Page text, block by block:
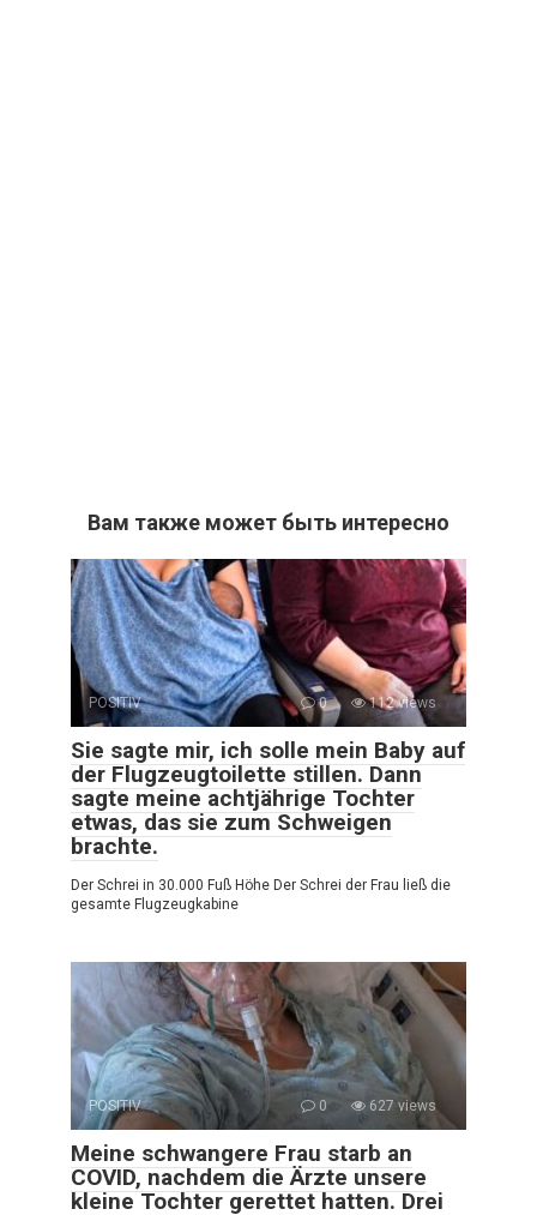
Вам также может быть интересно
POSITIV 0 112 views
Sie sagte mir, ich solle mein Baby auf
der Flugzeugtoilette stillen. Dann
sagte meine achtjährige Tochter
etwas, das sie zum Schweigen
brachte.
Der Schrei in 30.000 Fuß Höhe Der Schrei der Frau ließ die
gesamte Flugzeugkabine
POSITIV 0 627 views
Meine schwangere Frau starb an
COVID, nachdem die Ärzte unsere
kleine Tochter gerettet hatten. Drei